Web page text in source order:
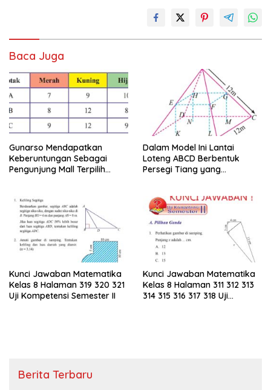
Baca Juga
Gunarso Mendapatkan
Keberuntungan Sebagai
Pengunjung Mall Terpilih
Dalam Model Ini Lantai
Loteng ABCD Berbentuk
Persegi Tiang yang
Kunci Jawaban Matematika
Kelas 8 Halaman 319 320 321
Uji Kompetensi Semester II
Kunci Jawaban Matematika
Kelas 8 Halaman 311 312 313
314 315 316 317 318 Uji
Berita Terbaru